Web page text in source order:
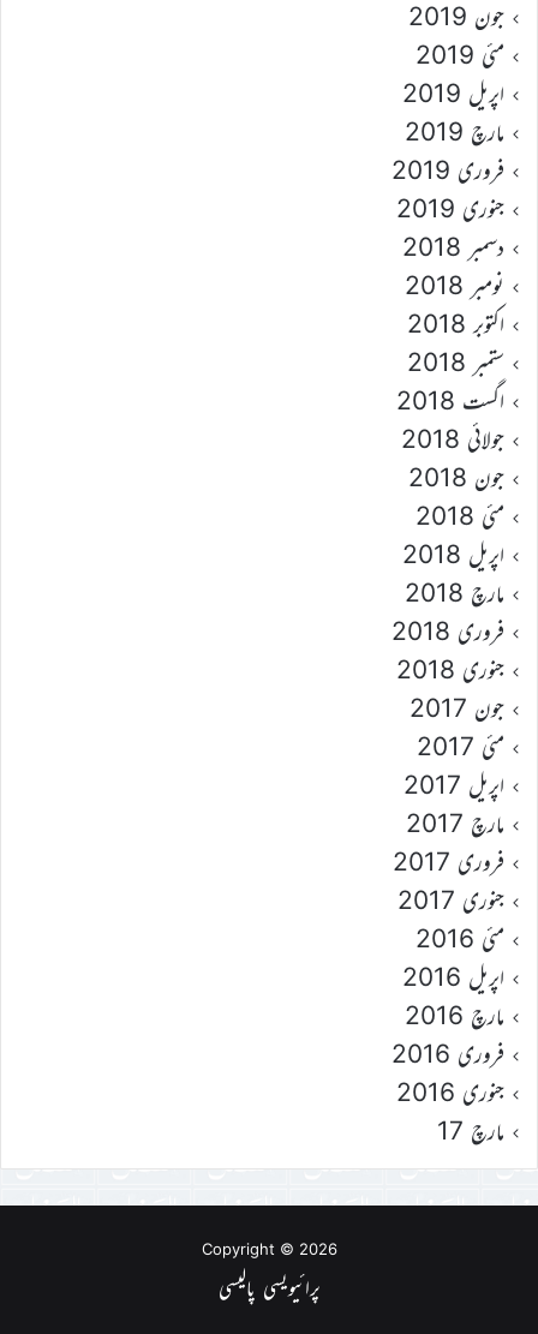
جون 2019
مئی 2019
اپریل 2019
مارچ 2019
فروری 2019
جنوری 2019
دسمبر 2018
نومبر 2018
اکتوبر 2018
ستمبر 2018
اگست 2018
جولائی 2018
جون 2018
مئی 2018
اپریل 2018
مارچ 2018
فروری 2018
جنوری 2018
جون 2017
مئی 2017
اپریل 2017
مارچ 2017
فروری 2017
جنوری 2017
مئی 2016
اپریل 2016
مارچ 2016
فروری 2016
جنوری 2016
مارچ 17
Copyright © 2026
پرائیویسی پالیسی